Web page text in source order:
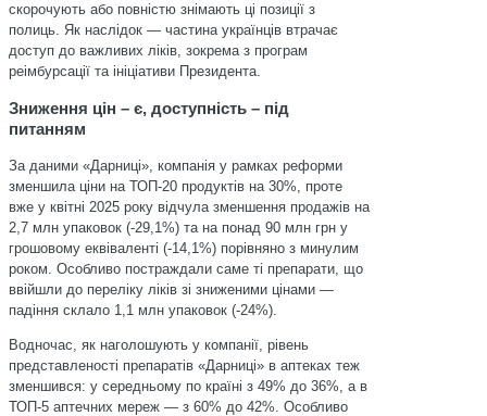
скорочують або повністю знімають ці позиції з
полиць. Як наслідок — частина українців втрачає
доступ до важливих ліків, зокрема з програм
реімбурсації та ініціативи Президента.
Зниження цін – є, доступність – під
питанням
За даними «Дарниці», компанія у рамках реформи
зменшила ціни на ТОП-20 продуктів на 30%, проте
вже у квітні 2025 року відчула зменшення продажів на
2,7 млн упаковок (-29,1%) та на понад 90 млн грн у
грошовому еквіваленті (-14,1%) порівняно з минулим
роком. Особливо постраждали саме ті препарати, що
ввійшли до переліку ліків зі зниженими цінами —
падіння склало 1,1 млн упаковок (-24%).
Водночас, як наголошують у компанії, рівень
представленості препаратів «Дарниці» в аптеках теж
зменшився: у середньому по країні з 49% до 36%, а в
ТОП-5 аптечних мереж — з 60% до 42%. Особливо